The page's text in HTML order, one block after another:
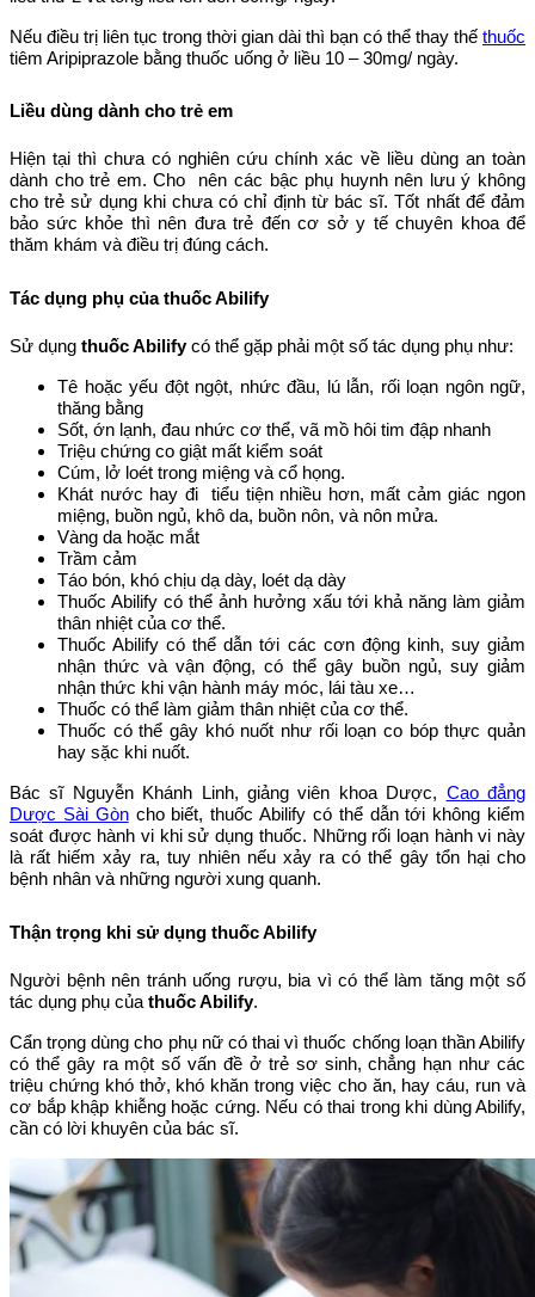
Nếu điều trị liên tục trong thời gian dài thì bạn có thể thay thế thuốc
tiêm Aripiprazole bằng thuốc uống ở liều 10 – 30mg/ ngày.
Liều dùng dành cho trẻ em
Hiện tại thì chưa có nghiên cứu chính xác về liều dùng an toàn
dành cho trẻ em. Cho nên các bậc phụ huynh nên lưu ý không
cho trẻ sử dụng khi chưa có chỉ định từ bác sĩ. Tốt nhất để đảm
bảo sức khỏe thì nên đưa trẻ đến cơ sở y tế chuyên khoa để
thăm khám và điều trị đúng cách.
Tác dụng phụ của thuốc Abilify
Sử dụng thuốc Abilifycó thể gặp phải một số tác dụng phụ như:
Tê hoặc yếu đột ngột, nhức đầu, lú lẫn, rối loạn ngôn ngữ,
thăng bằng
Sốt, ớn lạnh, đau nhức cơ thể, vã mồ hôi tim đập nhanh
Triệu chứng co giật mất kiểm soát
Cúm, lở loét trong miệng và cổ họng.
Khát nước hay đi tiểu tiện nhiều hơn, mất cảm giác ngon
miệng, buồn ngủ, khô da, buồn nôn, và nôn mửa.
Vàng da hoặc mắt
Trầm cảm
Táo bón, khó chịu dạ dày, loét dạ dày
Thuốc Abilify có thể ảnh hưởng xấu tới khả năng làm giảm
thân nhiệt của cơ thể.
Thuốc Abilify có thể dẫn tới các cơn động kinh, suy giảm
nhận thức và vận động, có thể gây buồn ngủ, suy giảm
nhận thức khi vận hành máy móc, lái tàu xe…
Thuốc có thể làm giảm thân nhiệt của cơ thể.
Thuốc có thể gây khó nuốt như rối loạn co bóp thực quản
hay sặc khi nuốt.
Bác sĩ Nguyễn Khánh Linh, giảng viên khoa Dược, Cao đẳng
Dược Sài Gòncho biết, thuốc Abilify có thể dẫn tới không kiểm
soát được hành vi khi sử dụng thuốc. Những rối loạn hành vi này
là rất hiếm xảy ra, tuy nhiên nếu xảy ra có thể gây tổn hại cho
bệnh nhân và những người xung quanh.
Thận trọng khi sử dụng thuốc Abilify
Người bệnh nên tránh uống rượu, bia vì có thể làm tăng một số
tác dụng phụ của thuốc Abilify.
Cẩn trọng dùng cho phụ nữ có thai vì thuốc chống loạn thần Abilify
có thể gây ra một số vấn đề ở trẻ sơ sinh, chẳng hạn như các
triệu chứng khó thở, khó khăn trong việc cho ăn, hay cáu, run và
cơ bắp khập khiễng hoặc cứng. Nếu có thai trong khi dùng Abilify,
cần có lời khuyên của bác sĩ.